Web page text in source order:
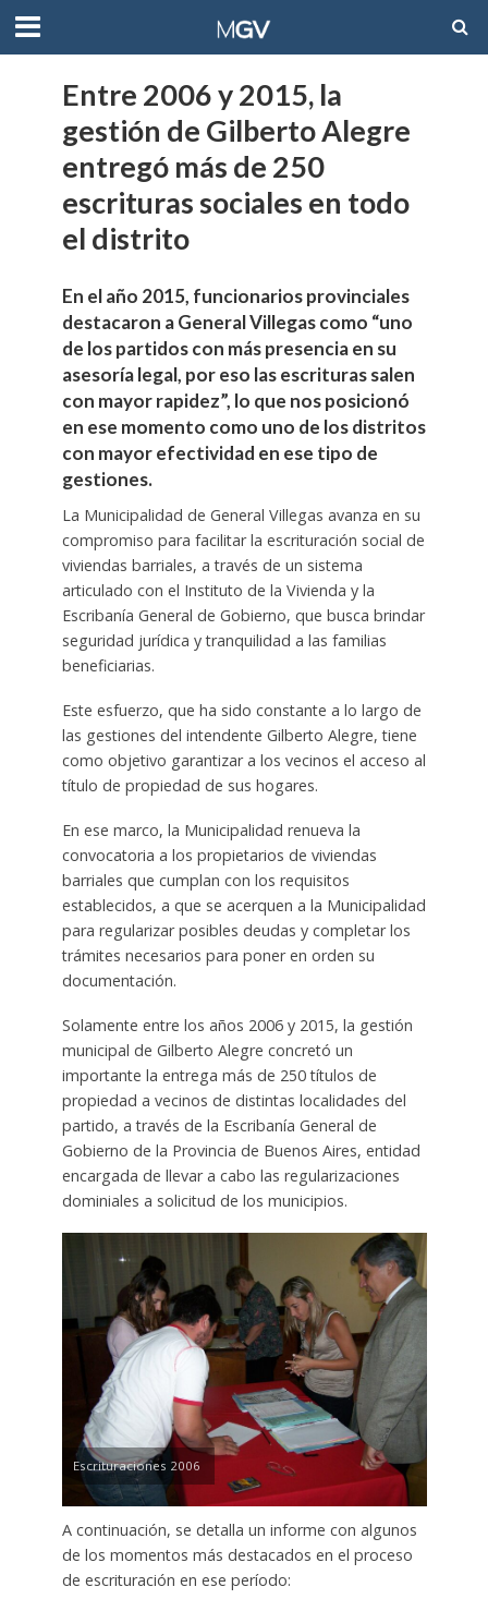
Entre 2006 y 2015, la
gestión de Gilberto Alegre
entregó más de 250
escrituras sociales en todo
el distrito
En el año 2015, funcionarios provinciales
destacaron a General Villegas como “uno
de los partidos con más presencia en su
asesoría legal, por eso las escrituras salen
con mayor rapidez”, lo que nos posicionó
en ese momento como uno de los distritos
con mayor efectividad en ese tipo de
gestiones.
La Municipalidad de General Villegas avanza en su
compromiso para facilitar la escrituración social de
viviendas barriales, a través de un sistema
articulado con el Instituto de la Vivienda y la
Escribanía General de Gobierno, que busca brindar
seguridad jurídica y tranquilidad a las familias
beneficiarias.
Este esfuerzo, que ha sido constante a lo largo de
las gestiones del intendente Gilberto Alegre, tiene
como objetivo garantizar a los vecinos el acceso al
título de propiedad de sus hogares.
En ese marco, la Municipalidad renueva la
convocatoria a los propietarios de viviendas
barriales que cumplan con los requisitos
establecidos, a que se acerquen a la Municipalidad
para regularizar posibles deudas y completar los
trámites necesarios para poner en orden su
documentación.
Solamente entre los años 2006 y 2015, la gestión
municipal de Gilberto Alegre concretó un
importante la entrega más de 250 títulos de
propiedad a vecinos de distintas localidades del
partido, a través de la Escribanía General de
Gobierno de la Provincia de Buenos Aires, entidad
encargada de llevar a cabo las regularizaciones
dominiales a solicitud de los municipios.
Escrituraciones 2006
A continuación, se detalla un informe con algunos
de los momentos más destacados en el proceso
de escrituración en ese período: